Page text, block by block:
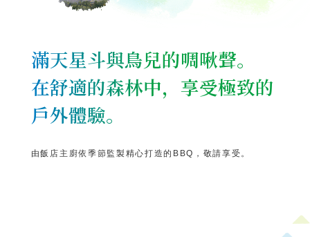
滿天星斗與鳥兒的啁啾聲。
在舒適的森林中，享受極致的
戶外體驗。
由飯店主廚依季節監製精心打造的BBQ，敬請享受。